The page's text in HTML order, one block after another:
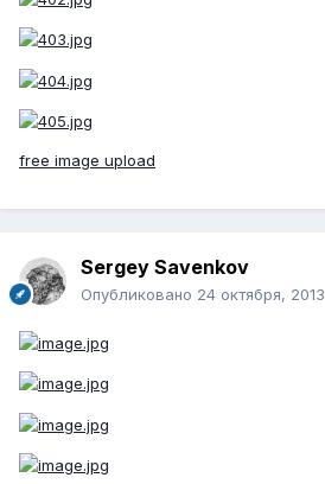
free image upload
Sergey Savenkov
Опубликовано 24 октября, 2013